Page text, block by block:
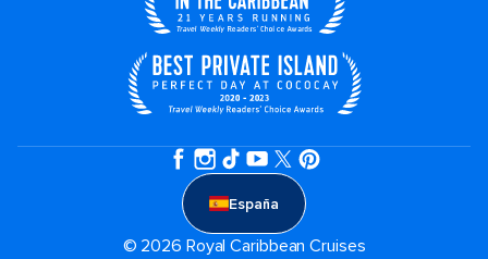
España
© 2026 Royal Caribbean Cruises